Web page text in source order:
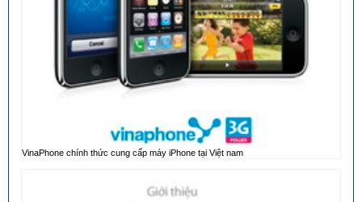
VinaPhone chính thức cung cấp máy iPhone tại Việt nam